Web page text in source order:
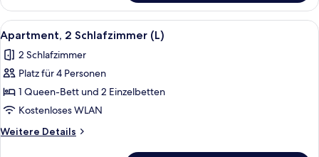
Suite
(L
3
adults)
Alle
Fotos
für
Apartment,
2 Schlafzimmer
(L)
anzeigen
Eine moderne Küche mit weißen
9
Apartment, 2 Schlafzimmer (L)
2 Schlafzimmer
Platz für 4 Personen
1 Queen-Bett und 2 Einzelbetten
Kostenloses WLAN
Weitere Details
Weitere